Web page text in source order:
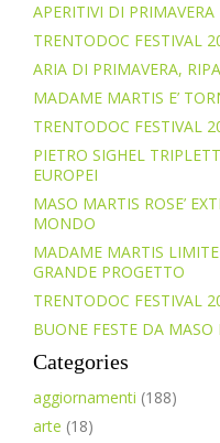
APERITIVI DI
TRENTODOC FESTIVAL
ARIA DI PRIMAVERA,
MADAME MARTIS E’
TRENTODOC FESTIVAL
PIETRO SIGHEL
EUROPEI
MASO MARTIS ROSE’
MONDO
MADAME MARTIS
GRANDE PROGETTO
TRENTODOC FESTIVAL
BUONE FESTE DA MASO
Categories
aggiornamenti (188)
arte (18)